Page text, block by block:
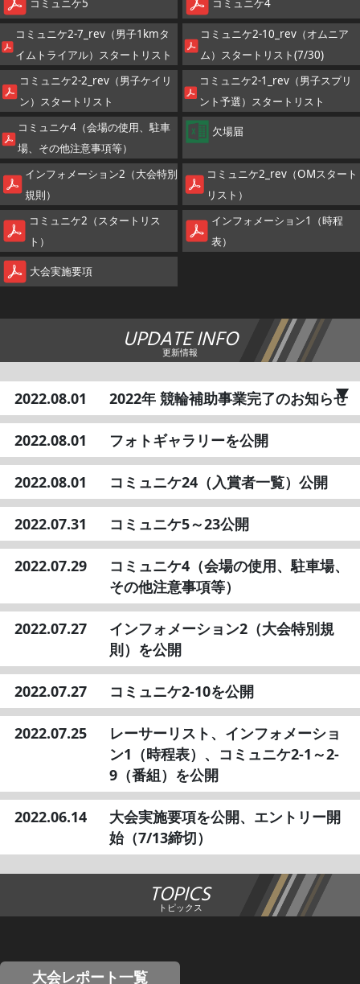
コミュニケ5 コミュニケ4
コミュニケ2-7_rev（男子1kmタ
イムトライアル）スタートリスト
コミュニケ2-10_rev（オムニア
ム）スタートリスト(7/30)
コミュニケ2-2_rev（男子ケイリ
ン）スタートリスト
コミュニケ2-1_rev（男子スプリ
ント予選）スタートリスト
コミュニケ4（会場の使用、駐車
場、その他注意事項等）
欠場届
インフォメーション2（大会特別
規則）
コミュニケ2_rev（OMスタート
リスト）
コミュニケ2（スタートリス
ト）
インフォメーション1（時程
表）
大会実施要項
UPDATE INFO
更新情報
2022.08.01 2022年 競輪補助事業完了のお知らせ
2022.08.01 フォトギャラリーを公開
2022.08.01 コミュニケ24（入賞者一覧）公開
2022.07.31 コミュニケ5～23公開
2022.07.29
コミュニケ4（会場の使用、駐車場、
その他注意事項等）
2022.07.27
インフォメーション2（大会特別規
則）を公開
2022.07.27 コミュニケ2-10を公開
2022.07.25
レーサーリスト、インフォメーショ
ン1（時程表）、コミュニケ2-1～2-
9（番組）を公開
2022.06.14
大会実施要項を公開、エントリー開
始（7/13締切）
TOPICS
トピックス
大会レポート一覧